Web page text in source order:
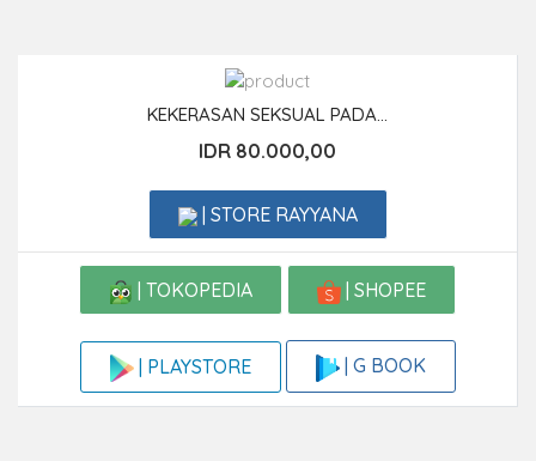
KEKERASAN SEKSUAL PADA...
IDR 80.000,00
| STORE RAYYANA
| TOKOPEDIA | SHOPEE
| PLAYSTORE | G BOOK